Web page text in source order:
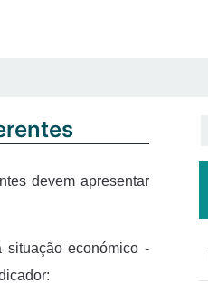
devem apresentar
situação económico -